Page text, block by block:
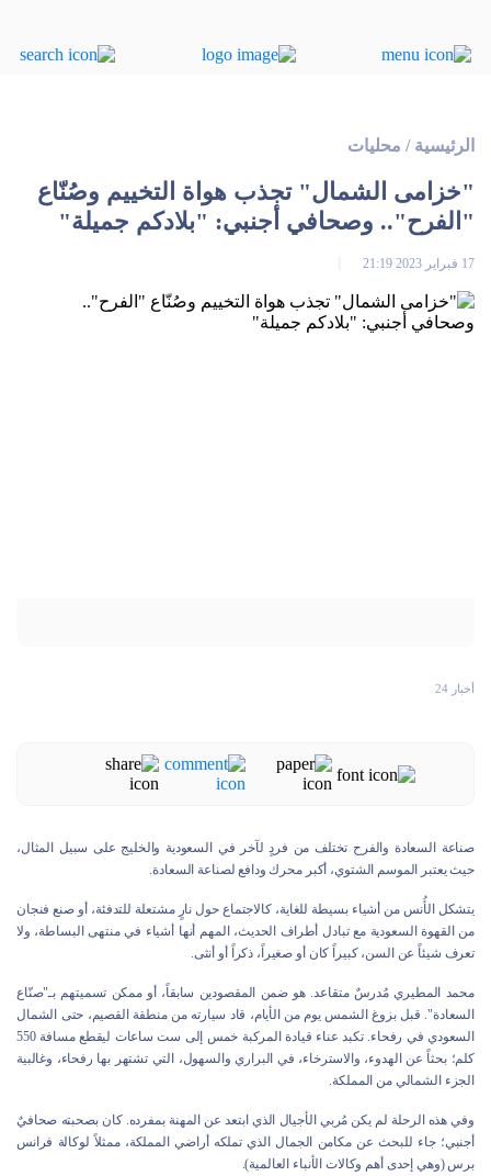
الرئيسية / محليات
"خزامى الشمال" تجذب هواة التخييم وصُنّاع
"الفرح".. وصحافي أجنبي: "بلادكم جميلة"
17 فبراير 2023 21:19
أخبار 24
صناعة السعادة والفرح تختلف من فردٍ لآخر في السعودية والخليج على سبيل المثال،
حيث يعتبر الموسم الشتوي، أكبر محرك ودافع لصناعة السعادة.
يتشكل الأُنس من أشياء بسيطة للغاية، كالاجتماع حول نارٍ مشتعلة للتدفئة، أو صنع فنجان
من القهوة السعودية مع تبادل أطراف الحديث، المهم أنها أشياء في منتهى البساطة، ولا
تعرف شيئاً عن السن، كبيراً كان أو صغيراً، ذكراً أو أنثى.
محمد المطيري مُدرسٌ متقاعد. هو ضمن المقصودين سابقاً، أو ممكن تسميتهم بـ"صنّاع
السعادة". قبل بزوغ الشمس يوم من الأيام، قاد سيارته من منطقة القصيم، حتى الشمال
السعودي في رفحاء. تكبد عناء قيادة المركبة خمس إلى ست ساعات ليقطع مسافة 550
كلم؛ بحثاً عن الهدوء، والاسترخاء، في البراري والسهول، التي تشتهر بها رفحاء، وغالبية
الجزء الشمالي من المملكة.
وفي هذه الرحلة لم يكن مُربي الأجيال الذي ابتعد عن المهنة بمفرده. كان بصحبته صحافيٌ
أجنبي؛ جاء للبحث عن مكامن الجمال الذي تملكه أراضي المملكة، ممثلاً لوكالة فرانس
برس (وهي إحدى أهم وكالات الأنباء العالمية).